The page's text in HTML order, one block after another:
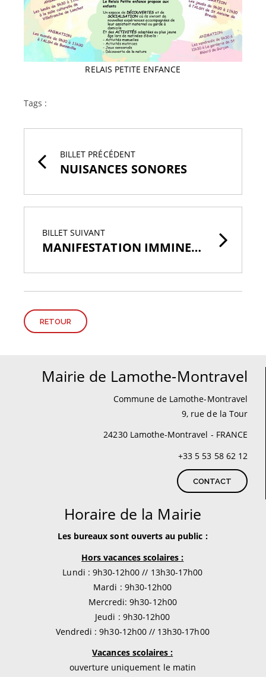
RELAIS PETITE ENFANCE
Tags :
BILLET PRÉCÉDENT
NUISANCES SONORES
BILLET SUIVANT
MANIFESTATION IMMINENTE
RETOUR
Mairie de Lamothe-Montravel
Commune de Lamothe-Montravel
9, rue de la Tour
24230 Lamothe-Montravel - FRANCE
+33 5 53 58 62 12
CONTACT
Horaire de la Mairie
Les bureaux sont ouverts au public :
Hors vacances scolaires :
Lundi : 9h30-12h00 // 13h30-17h00
Mardi : 9h30-12h00
Mercredi: 9h30-12h00
Jeudi : 9h30-12h00
Vendredi : 9h30-12h00 // 13h30-17h00
Vacances scolaires :
ouverture uniquement le matin